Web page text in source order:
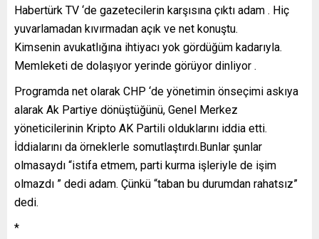
Habertürk TV ‘de gazetecilerin karşısına çıktı adam . Hiç
yuvarlamadan kıvırmadan açık ve net konuştu.
Kimsenin avukatlığına ihtiyacı yok gördüğüm kadarıyla.
Memleketi de dolaşıyor yerinde görüyor dinliyor .
Programda net olarak CHP ‘de yönetimin önseçimi askıya
alarak Ak Partiye dönüştüğünü, Genel Merkez
yöneticilerinin Kripto AK Partili olduklarını iddia etti.
İddialarını da örneklerle somutlaştırdı.Bunlar şunlar
olmasaydı “istifa etmem, parti kurma işleriyle de işim
olmazdı ” dedi adam. Çünkü “taban bu durumdan rahatsız”
dedi.
*